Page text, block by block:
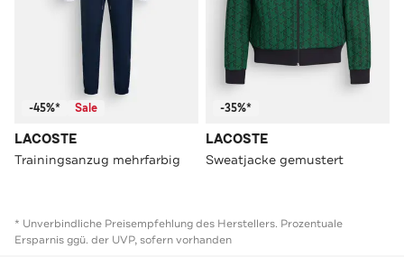
-45%* Sale
LACOSTE
Trainingsanzug mehrfarbig
-35%*
LACOSTE
Sweatjacke gemustert
* Unverbindliche Preisempfehlung des Herstellers. Prozentuale
Ersparnis ggü. der UVP, sofern vorhanden